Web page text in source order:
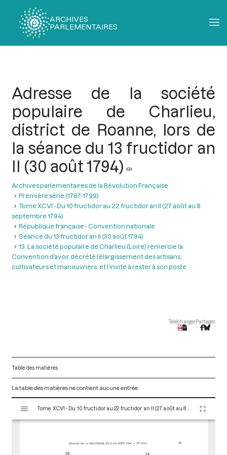
ARCHIVES
PARLEMENTAIRES
Adresse de la société
populaire de Charlieu,
district de Roanne, lors de
la séance du 13 fructidor an
II (30 août 1794)
Archives parlementaires de la Révolution Française
Première série (1787-1799)
Tome XCVI - Du 10 fructidor au 22 fructidor an II (27 août au 8
septembre 1794)
République française - Convention nationale
Séance du 13 fructidor an II (30 août 1794)
13. La société populaire de Charlieu (Loire) remercie la
Convention d’avoir décrété l’élargissement des artisans,
cultivateurs et manouvriers, et l’invite à rester à son poste
TéléchargerPartager
Table des matières
La table des matières ne contient aucune entrée.
s